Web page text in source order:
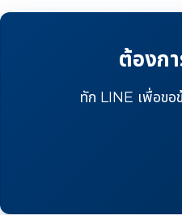
ต้องก
ทัก LINE เพื่อขอ